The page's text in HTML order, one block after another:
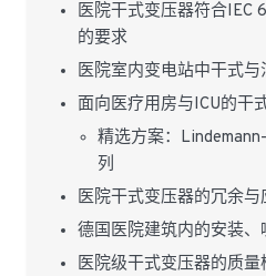
医院干式变压器符合IEC
的要求
医院室内变电站中干式
面向医疗用房与ICU的干
精选方案：
列
医院干式变压器的冗余
德国医院建筑内的安装
医院级干式变压器的质量